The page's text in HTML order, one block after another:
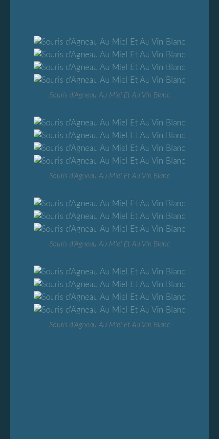
Souris d'Agneau Au Miel Et Au Vin Blanc
Souris d'Agneau Au Miel Et Au Vin Blanc
Souris d'Agneau Au Miel Et Au Vin Blanc
Souris d'Agneau Au Miel Et Au Vin Blanc